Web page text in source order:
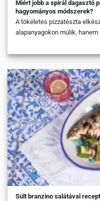
Miért jobb a spirál dagasztó
hagyományos módszerek?
A tökéletes pizzatészta
alapanyagokon múlik,
Sült branzino salátával recept